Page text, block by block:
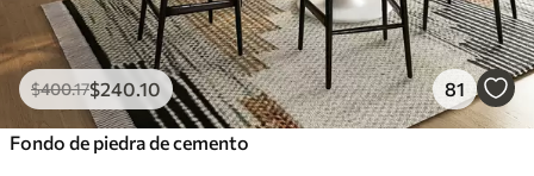
$400.17$240 .10 81
Fondo de piedra de cemento